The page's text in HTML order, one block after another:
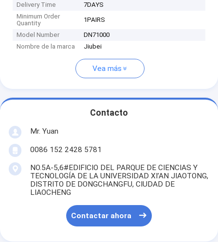
Delivery Time
7DAYS
Minimum Order
Quantity
1PAIRS
Model Number
DN71000
Nombre de la marca
Jiubei
Vea más
Contacto
Mr. Yuan
0086 152 2428 5781
NO.5A-5,6#EDIFICIO DEL PARQUE DE CIENCIAS Y
TECNOLOGÍA DE LA UNIVERSIDAD XI’AN JIAOTONG,
DISTRITO DE DONGCHANGFU, CIUDAD DE
LIAOCHENG
Contactar ahora